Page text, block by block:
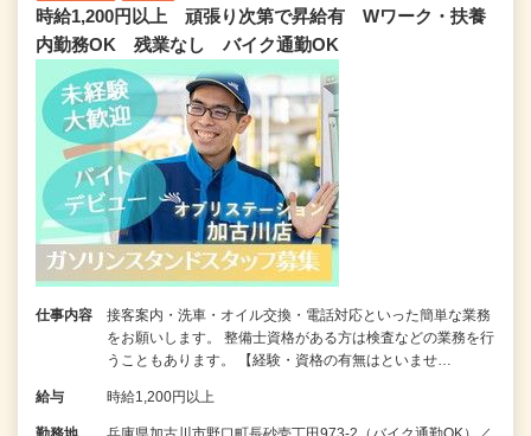
時給1,200円以上 頑張り次第で昇給有 Wワーク・扶養
内勤務OK 残業なし バイク通勤OK
仕事内容
接客案内・洗車・オイル交換・電話対応といった簡単な業務
をお願いします。 整備士資格がある方は検査などの業務を行
うこともあります。 【経験・資格の有無はといませ…
給与 時給1,200円以上